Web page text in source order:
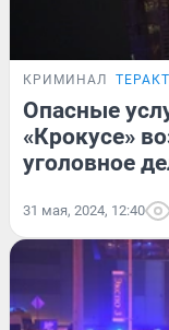
КРИМИНАЛ ТЕРАКТ
Опасные
«Крокусе»
уголовное
31 мая, 2024, 12:40